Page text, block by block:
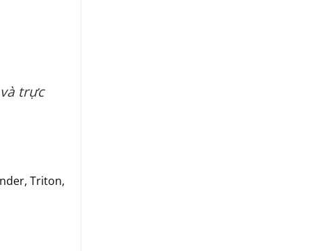
trực
Triton,